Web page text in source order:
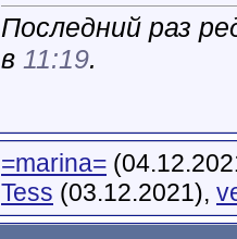
Последний раз
в 11:19.
=marina=
Tess (03.12.2021),